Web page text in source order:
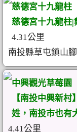
慈德宮十九龍柱
慈德宮十九龍柱
4.31公里
南投縣草屯鎮山
中興觀光草莓園
【南投中興新
姓，南投市也有
4.41公里